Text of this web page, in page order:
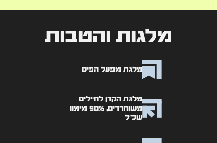
מלגות והטבות
מלגת מפעל הפיס
מלגת הקרן לחיילים
משוחררים, 90% מימון
שכ"ל